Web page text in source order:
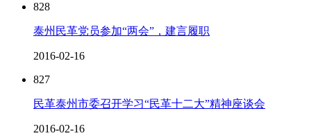
828
泰州民革党员参加“两会”，建言履职
2016-02-16
827
民革泰州市委召开学习“民革十二大”精神座谈会
2016-02-16